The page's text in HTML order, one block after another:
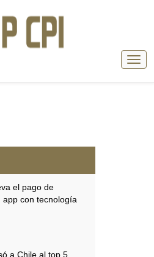
el pago de
app con tecnología
a Chile al top 5